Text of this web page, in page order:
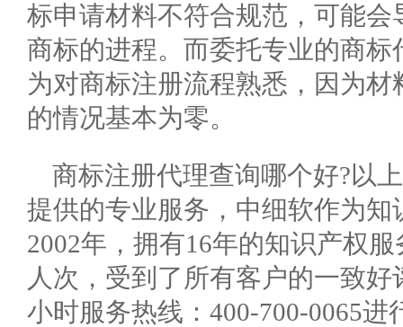
标申请材料不符合规范，可能
商标的进程。而委托专业的商
为对商标注册流程熟悉，因为
的情况基本为零。
商标注册代理查询哪个好?以
提供的专业服务，中细软作为
2002年，拥有16年的知识产权
人次，受到了所有客户的一致
小时服务热线：400-700-0065进